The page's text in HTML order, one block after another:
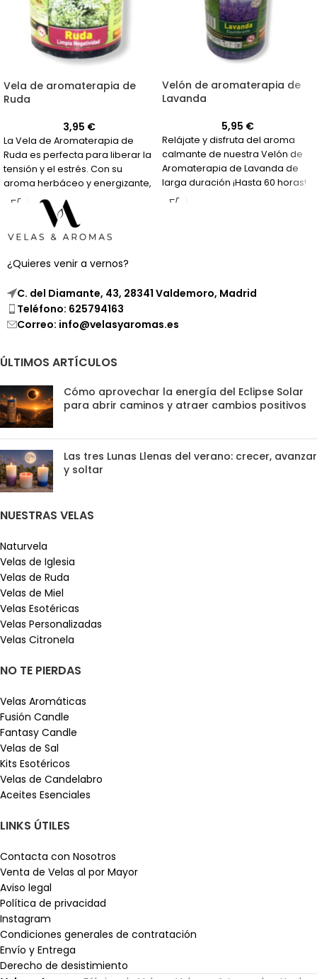
Vela de aromaterapia de
Ruda
3,95 €
La Vela de Aromaterapia de
Ruda es perfecta para liberar la
tensión y el estrés. Con su
aroma herbáceo y energizante,
te ayudará a mejorar la
concentración y aclarar la
Velón de aromaterapia de
Lavanda
5,95 €
Relájate y disfruta del aroma
calmante de nuestra Velón de
Aromaterapia de Lavanda de
larga duración ¡Hasta 60 horas!
¿Quieres venir a vernos?
C. del Diamante, 43, 28341 Valdemoro, Madrid
Teléfono: 625794163
Correo: info@velasyaromas.es
ÚLTIMOS ARTÍCULOS
Cómo aprovechar la energía del Eclipse Solar
para abrir caminos y atraer cambios positivos
Las tres Lunas Llenas del verano: crecer, avanzar
y soltar
NUESTRAS VELAS
Naturvela
Velas de Iglesia
Velas de Ruda
Velas de Miel
Velas Esotéricas
Velas Personalizadas
Velas Citronela
NO TE PIERDAS
Velas Aromáticas
Fusión Candle
Fantasy Candle
Velas de Sal
Kits Esotéricos
Velas de Candelabro
Aceites Esenciales
LINKS ÚTILES
Contacta con Nosotros
Venta de Velas al por Mayor
Aviso legal
Política de privacidad
Instagram
Condiciones generales de contratación
Envío y Entrega
Derecho de desistimiento